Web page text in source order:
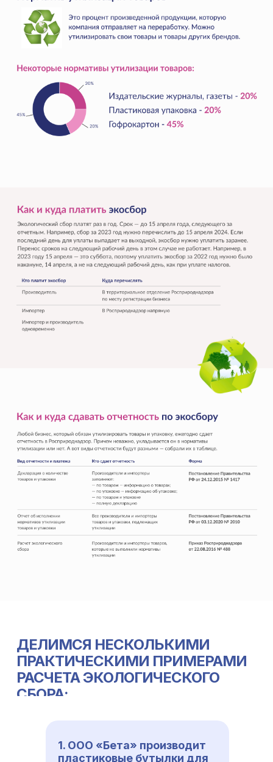
ДЕЛИМСЯ НЕСКОЛЬКИМИ
ПРАКТИЧЕСКИМИ ПРИМЕРАМИ
РАСЧЕТА ЭКОЛОГИЧЕСКОГО
СБОРА:
1. ООО «Бета» производит
пластиковые бутылки для